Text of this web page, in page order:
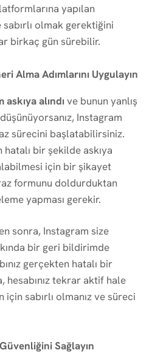
yapılan
olmak gerektiğini
birkaç gün sürebilir.
Alma Adımlarını Uygulayın
alındı ve bunun yanlış
Instagram
sürecini başlatabilirsiniz.
hatalı bir şekilde askıya
için bir şikayet
formunu doldurduktan
yapması gerekir.
sonra, Instagram size
bir geri bildirimde
gerçekten hatalı bir
hesabınız tekrar aktif hale
sabırlı olmanız ve süreci
Güvenliğini Sağlayın